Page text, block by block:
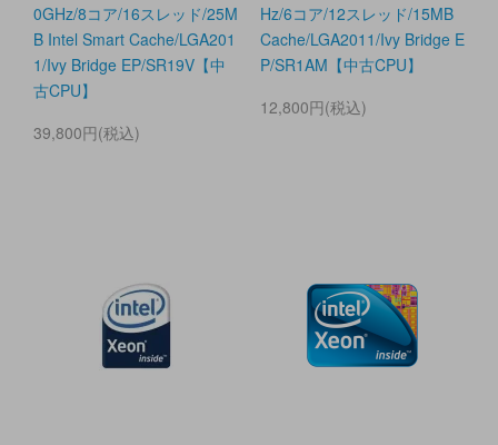
0GHz/8コア/16スレッド/25M
B Intel Smart Cache/LGA201
1/Ivy Bridge EP/SR19V【中
古CPU】
39,800円(税込)
Hz/6コア/12スレッド/15MB
Cache/LGA2011/Ivy Bridge E
P/SR1AM【中古CPU】
12,800円(税込)